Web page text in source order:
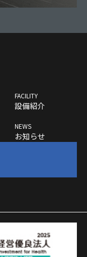
FACILITY
設備紹介
NEWS
お知らせ